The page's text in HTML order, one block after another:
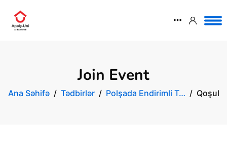
Join Event
Ana Səhifə Tədbirlər Polşada Endirimli T… Qoşul